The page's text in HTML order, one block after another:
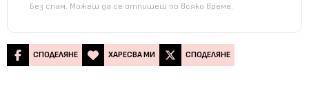
Без спам. Можеш да се отпишеш по всяко време.
СПОДЕЛЯНЕ ХАРЕСВА МИ СПОДЕЛЯНЕ